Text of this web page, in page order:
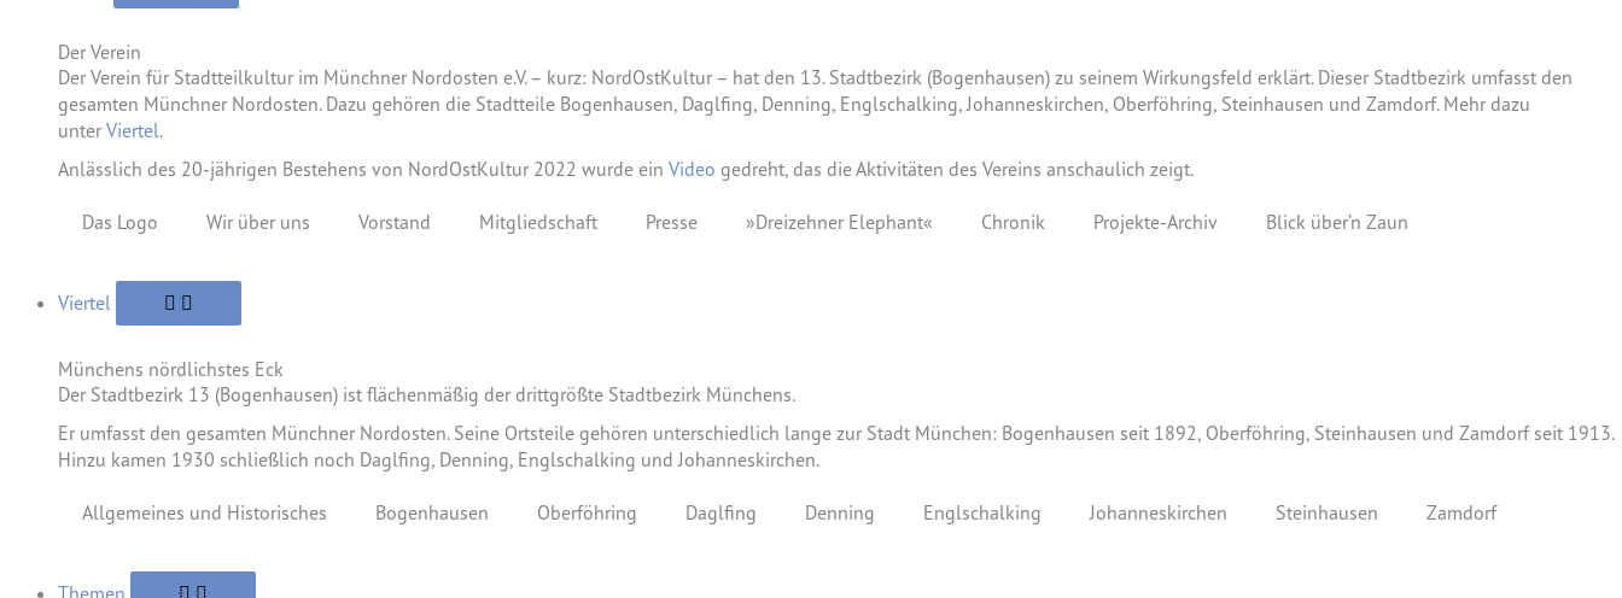
Der Verein
Der Verein für Stadtteilkultur im Münchner Nordosten e.V. – kurz: NordOstKultur – hat den 13. Stadtbezirk (Bogenhausen) zu seinem Wirkungsfeld erklärt. Dieser Stadtbezirk umfasst den
gesamten Münchner Nordosten. Dazu gehören die Stadtteile Bogenhausen, Daglfing, Denning, Englschalking, Johanneskirchen, Oberföhring, Steinhausen und Zamdorf. Mehr dazu
unter Viertel.
Anlässlich des 20-jährigen Bestehens von NordOstKultur 2022 wurde ein Video gedreht, das die Aktivitäten des Vereins anschaulich zeigt.
Das Logo Wir über uns Vorstand Mitgliedschaft Presse »Dreizehner Elephant« Chronik Projekte-Archiv Blick über’n Zaun
Viertel
Münchens nördlichstes Eck
Der Stadtbezirk 13 (Bogenhausen) ist flächenmäßig der drittgrößte Stadtbezirk Münchens.
Er umfasst den gesamten Münchner Nordosten. Seine Ortsteile gehören unterschiedlich lange zur Stadt München: Bogenhausen seit 1892, Oberföhring, Steinhausen und Zamdorf seit 1913.
Hinzu kamen 1930 schließlich noch Daglfing, Denning, Englschalking und Johanneskirchen.
Allgemeines und Historisches Bogenhausen Oberföhring Daglfing Denning Englschalking Johanneskirchen Steinhausen Zamdorf
Themen